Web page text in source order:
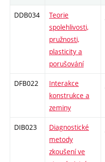
DDB034
Teorie
spolehlivosti,
pružnosti,
plasticity a
porušování
DFB022
Interakce
konstrukce a
zeminy
DIB023
Diagnostické
metody
zkoušení ve